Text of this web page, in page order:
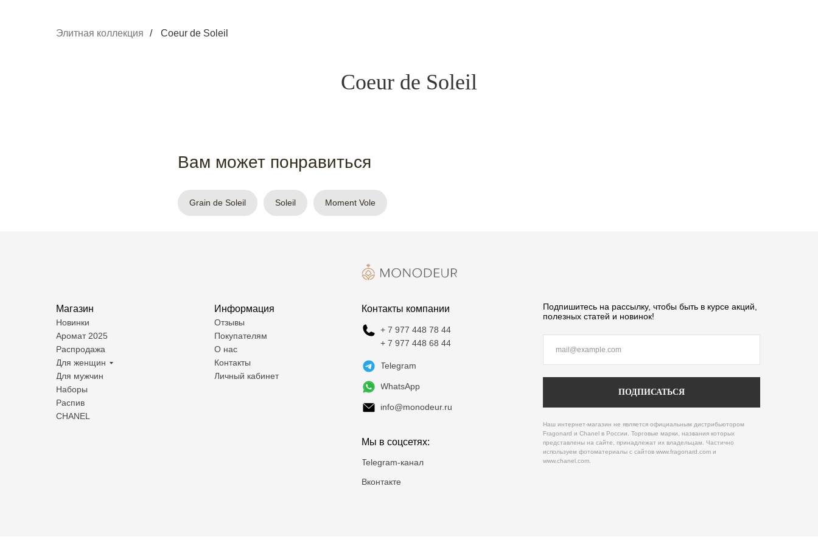
Элитная коллекция / Coeur de Soleil
Coeur de Soleil
Вам может понравиться
Grain de Soleil Soleil Moment Vole
Магазин
Новинки
Аромат 2025
Распродажа
Для женщин
Для мужчин
Наборы
Распив
CHANEL
Информация
Отзывы
Покупателям
О нас
Контакты
Личный кабинет
Контакты компании
+ 7 977 448 78 44
+ 7 977 448 68 44
Telegram
WhatsApp
info@monodeur.ru
Мы в соцсетях:
Telegram-канал
Вконтакте
Подпишитесь на рассылку, чтобы быть в курсе акций,
полезных статей и новинок!
ПОДПИСАТЬСЯ
Наш интернет-магазин не является официальным дистрибьютором
Fragonard и Chanel в России. Торговые марки, названия которых
представлены на сайте, принадлежат их владельцам. Частично
используем фотоматериалы с сайтов www.fragonard.com и
www.chanel.com.